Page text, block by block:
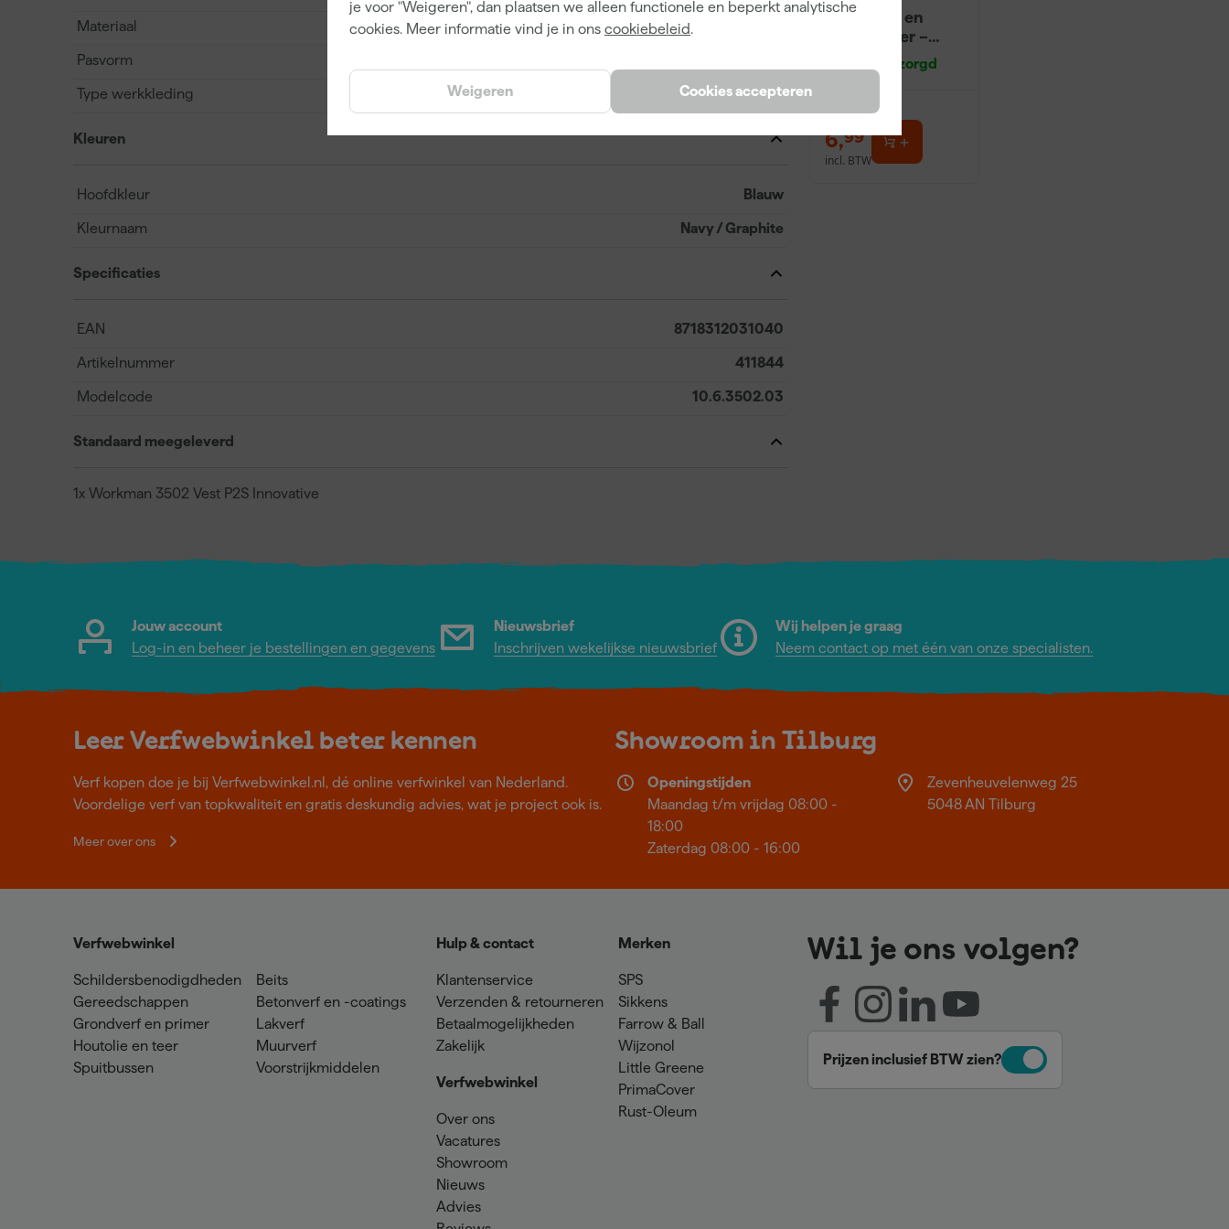
je voor "Weigeren", dan plaatsen we alleen functionele en beperkt analytische
cookies. Meer informatie vind je in ons cookiebeleid.
Cookies accepteren
Weigeren
Materiaal
Pasvorm
Type werkkleding Vest
Kleuren
Hoofdkleur Blauw
Kleurnaam Navy / Graphite
Specificaties
EAN 8718312031040
Artikelnummer 411844
Modelcode 10.6.3502.03
Standaard meegeleverd
1x Workman 3502 Vest P2S Innovative
Ontvetter en
Verfreiniger –
Morgen bezorgd
6,99
incl. BTW
Jouw account
Log-in en beheer je bestellingen en gegevens
Nieuwsbrief
Inschrijven wekelijkse nieuwsbrief
Wij helpen je graag
Neem contact op met één van onze specialisten.
Leer Verfwebwinkel beter kennen
Verf kopen doe je bij Verfwebwinkel.nl, dé online verfwinkel van Nederland.
Voordelige verf van topkwaliteit en gratis deskundig advies, wat je project ook is.
Meer over ons
Showroom in Tilburg
Openingstijden
Maandag t/m vrijdag 08:00 -
18:00
Zaterdag 08:00 - 16:00
Zevenheuvelenweg 25
5048 AN Tilburg
Verfwebwinkel
Schildersbenodigdheden
Gereedschappen
Grondverf en primer
Houtolie en teer
Spuitbussen
Beits
Betonverf en -coatings
Lakverf
Muurverf
Voorstrijkmiddelen
Hulp & contact
Klantenservice
Verzenden & retourneren
Betaalmogelijkheden
Zakelijk
Verfwebwinkel
Over ons
Vacatures
Showroom
Nieuws
Advies
Merken
SPS
Sikkens
Farrow & Ball
Wijzonol
Little Greene
PrimaCover
Rust-Oleum
Wil je ons volgen?
Prijzen inclusief BTW zien?